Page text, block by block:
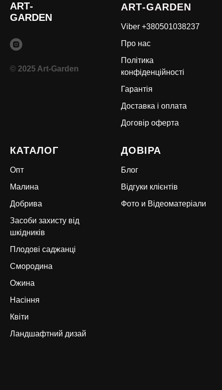
ART-
GARDEN
© 2025 Art-Garden
ART-GARDEN
Viber +380501038237
Про нас
Політика
конфіденційності
Гарантія
Доставка і оплата
Договір оферта
КАТАЛОГ
Опт
Малина
Добрива
Засоби захисту від
шкідників
Плодові саджанці
Смородина
Ожина
Насіння
Квіти
Ландшафтний дизай
ДОВІРА
Блог
Відгуки клієнтів
Фото и Відеоматеріали